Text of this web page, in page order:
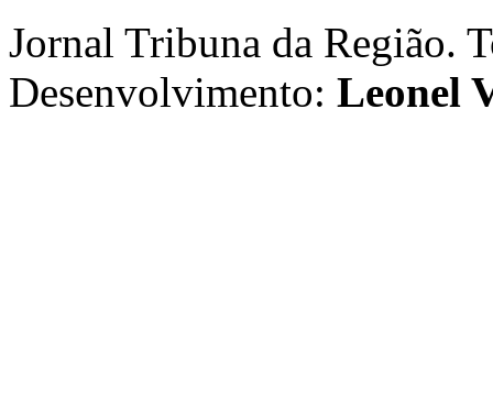
Jornal Tribuna da Região.
Desenvolvimento: Leonel